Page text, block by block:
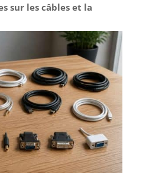
sur les câbles et la